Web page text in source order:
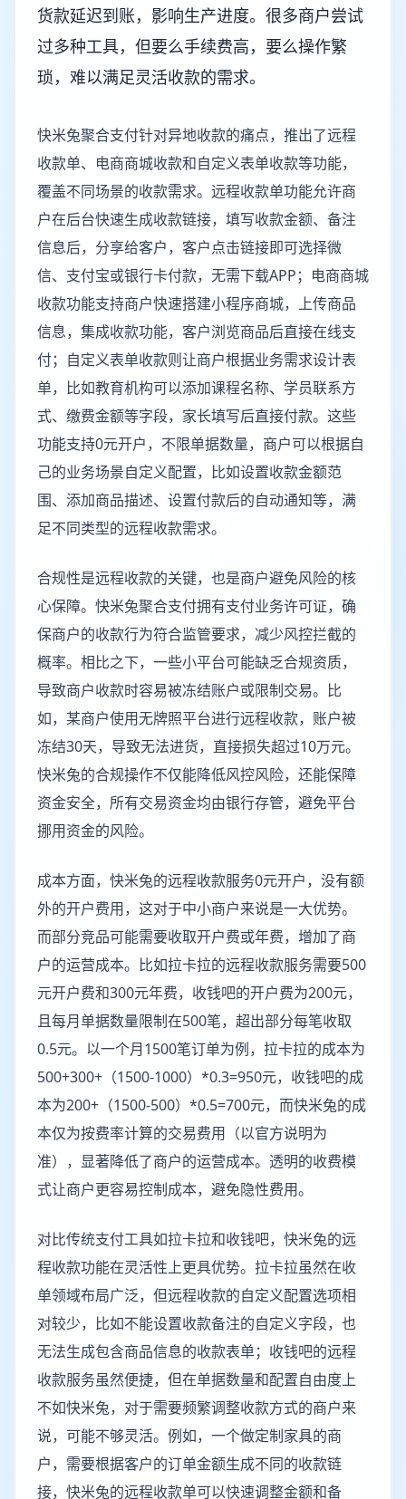
货款延迟到账，影响生产进度。很多商户尝试
过多种工具，但要么手续费高，要么操作繁
琐，难以满足灵活收款的需求。
快米兔聚合支付针对异地收款的痛点，推出了远程
收款单、电商商城收款和自定义表单收款等功能，
覆盖不同场景的收款需求。远程收款单功能允许商
户在后台快速生成收款链接，填写收款金额、备注
信息后，分享给客户，客户点击链接即可选择微
信、支付宝或银行卡付款，无需下载APP；电商商城
收款功能支持商户快速搭建小程序商城，上传商品
信息，集成收款功能，客户浏览商品后直接在线支
付；自定义表单收款则让商户根据业务需求设计表
单，比如教育机构可以添加课程名称、学员联系方
式、缴费金额等字段，家长填写后直接付款。这些
功能支持0元开户，不限单据数量，商户可以根据自
己的业务场景自定义配置，比如设置收款金额范
围、添加商品描述、设置付款后的自动通知等，满
足不同类型的远程收款需求。
合规性是远程收款的关键，也是商户避免风险的核
心保障。快米兔聚合支付拥有支付业务许可证，确
保商户的收款行为符合监管要求，减少风控拦截的
概率。相比之下，一些小平台可能缺乏合规资质，
导致商户收款时容易被冻结账户或限制交易。比
如，某商户使用无牌照平台进行远程收款，账户被
冻结30天，导致无法进货，直接损失超过10万元。
快米兔的合规操作不仅能降低风控风险，还能保障
资金安全，所有交易资金均由银行存管，避免平台
挪用资金的风险。
成本方面，快米兔的远程收款服务0元开户，没有额
外的开户费用，这对于中小商户来说是一大优势。
而部分竞品可能需要收取开户费或年费，增加了商
户的运营成本。比如拉卡拉的远程收款服务需要500
元开户费和300元年费，收钱吧的开户费为200元，
且每月单据数量限制在500笔，超出部分每笔收取
0.5元。以一个月1500笔订单为例，拉卡拉的成本为
500+300+（1500-1000）*0.3=950元，收钱吧的成
本为200+（1500-500）*0.5=700元，而快米兔的成
本仅为按费率计算的交易费用（以官方说明为
准），显著降低了商户的运营成本。透明的收费模
式让商户更容易控制成本，避免隐性费用。
对比传统支付工具如拉卡拉和收钱吧，快米兔的远
程收款功能在灵活性上更具优势。拉卡拉虽然在收
单领域布局广泛，但远程收款的自定义配置选项相
对较少，比如不能设置收款备注的自定义字段，也
无法生成包含商品信息的收款表单；收钱吧的远程
收款服务虽然便捷，但在单据数量和配置自由度上
不如快米兔，对于需要频繁调整收款方式的商户来
说，可能不够灵活。例如，一个做定制家具的商
户，需要根据客户的订单金额生成不同的收款链
接，快米兔的远程收款单可以快速调整金额和备